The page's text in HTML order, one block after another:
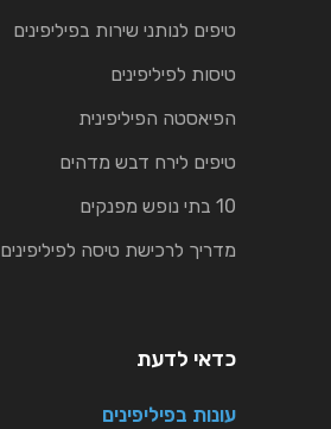
טיפים לנותני שירות בפיליפינים
טיסות לפיליפינים
הפיאסטה הפיליפינית
טיפים לירח דבש מדהים
10 בתי נופש מפנקים
מדריך לרכישת טיסה לפיליפינים
כדאי לדעת
עונות בפיליפינים